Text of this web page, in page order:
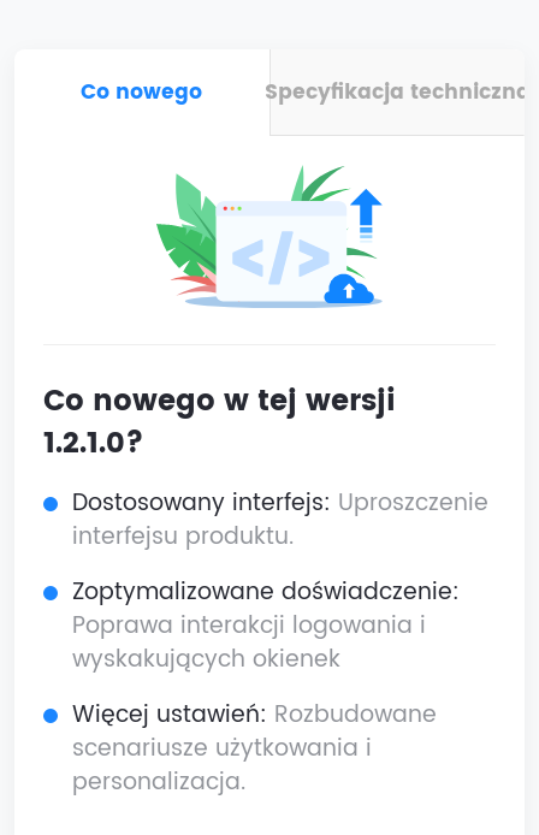
Co nowego Specyfikacja techniczna
Co nowego w tej wersji
1.2.1.0?
Dostosowany interfejs: Uproszczenie
interfejsu produktu.
Zoptymalizowane doświadczenie:
Poprawa interakcji logowania i
wyskakujących okienek
Więcej ustawień: Rozbudowane
scenariusze użytkowania i
personalizacja.